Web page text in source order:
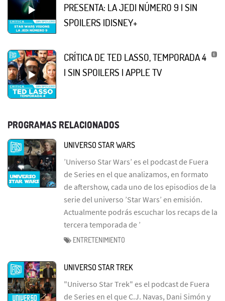
PRESENTA: LA JEDI NÚMERO 9 | SIN
SPOILERS |DISNEY+
CRÍTICA DE TED LASSO, TEMPORADA 4
| SIN SPOILERS | APPLE TV
PROGRAMAS RELACIONADOS
UNIVERSO STAR WARS
’Universo Star Wars’ es el podcast de Fuera
de Series en el que analizamos, en formato
de aftershow, cada uno de los episodios de la
serie del universo ’Star Wars’ en emisión.
Actualmente podrás escuchar los recaps de la
tercera temporada de ’
ENTRETENIMIENTO
UNIVERSO STAR TREK
"Universo Star Trek" es el podcast de Fuera
de Series en el que C.J. Navas, Dani Simón y